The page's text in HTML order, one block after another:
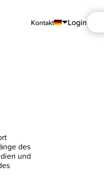
Kontakt Login
des
und